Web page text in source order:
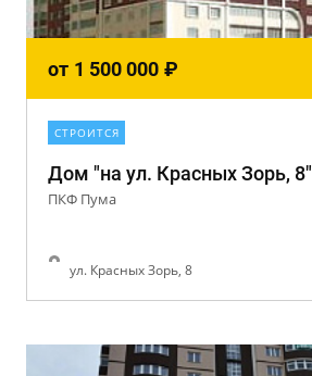
от 1 500 000 ₽
СТРОИТСЯ
Дом "на ул. Красных Зорь, 8"
ПКФ Пума
ул. Красных Зорь, 8